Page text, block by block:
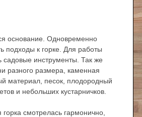
основание. Одновременно
подходы к горке. Для работы
инструменты. Так же
разного размера, каменная
материал, песок, плодородный
и небольших кустарничков.
смотрелась гармонично,